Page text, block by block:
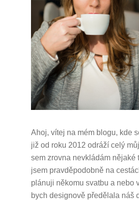
Ahoj, vítej na mém blogu, kde
již od roku 2012 odráží celý
sem zrovna nevkládám nějaké
jsem pravděpodobně na
plánuji někomu svatbu a nebo
bych designově předělala náš